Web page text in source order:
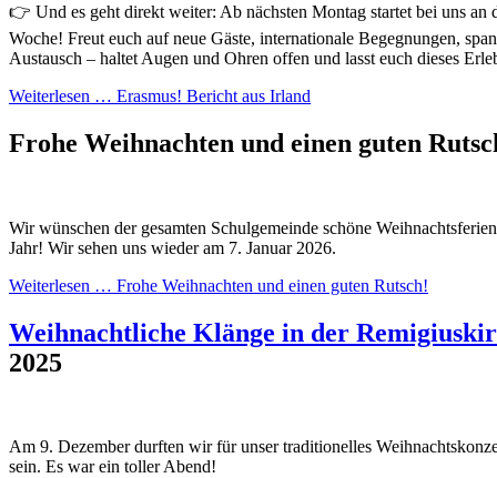
👉 Und es geht direkt weiter: Ab nächsten Montag startet bei uns an
Woche! Freut euch auf neue Gäste, internationale Begegnungen,
Austausch – haltet Augen und Ohren offen und lasst euch dieses
Weiterlesen … Erasmus! Bericht aus Irland
Frohe Weihnachten und einen guten
Wir wünschen der gesamten Schulgemeinde schöne
Jahr! Wir sehen uns wieder am 7. Januar 2026.
Weiterlesen … Frohe Weihnachten und einen guten Rutsch!
Weihnachtliche Klänge in der
2025
Am 9. Dezember durften wir für unser traditionelles
sein. Es war ein toller Abend!